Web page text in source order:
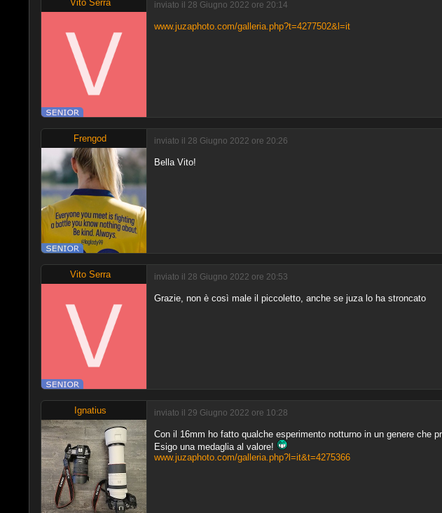
Vito Serra inviato il 28 Giugno 2022 ore 20:14
www.juzaphoto.com/galleria.php?t=4277502&l=it
Frengod inviato il 28 Giugno 2022 ore 20:26
Bella Vito!
Vito Serra inviato il 28 Giugno 2022 ore 20:53
Grazie, non è così male il piccoletto, anche se juza lo ha stroncato
Ignatius inviato il 29 Giugno 2022 ore 10:28
Con il 16mm ho fatto qualche esperimento notturno in un genere che
Esigo una medaglia al valore!
www.juzaphoto.com/galleria.php?l=it&t=4275366